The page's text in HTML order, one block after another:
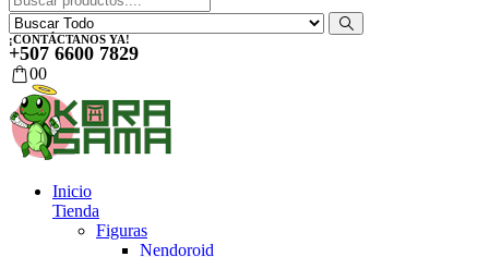
¡CONTÁCTANOS YA!
+507 6600 7829
00
Inicio
Tienda
Figuras
Nendoroid